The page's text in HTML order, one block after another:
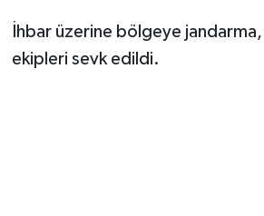
İhbar üzerine bölgeye jandarma,
ekipleri sevk edildi.